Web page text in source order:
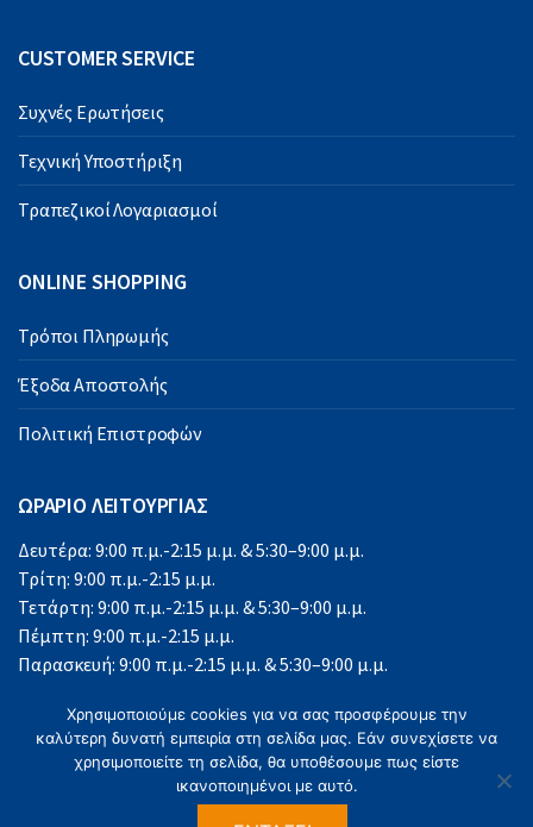
CUSTOMER SERVICE
Συχνές Ερωτήσεις
Τεχνική Υποστήριξη
Τραπεζικοί Λογαριασμοί
ONLINE SHOPPING
Τρόποι Πληρωμής
Έξοδα Αποστολής
Πολιτική Επιστροφών
ΩΡΑΡΙΟ ΛΕΙΤΟΥΡΓΙΑΣ
Δευτέρα: 9:00 π.μ.-2:15 μ.μ. & 5:30–9:00 μ.μ.
Τρίτη: 9:00 π.μ.-2:15 μ.μ.
Τετάρτη: 9:00 π.μ.-2:15 μ.μ. & 5:30–9:00 μ.μ.
Πέμπτη: 9:00 π.μ.-2:15 μ.μ.
Παρασκευή: 9:00 π.μ.-2:15 μ.μ. & 5:30–9:00 μ.μ.
Κυριακή: Κλειστά
Χρησιμοποιούμε cookies για να σας προσφέρουμε την
καλύτερη δυνατή εμπειρία στη σελίδα μας. Εάν συνεχίσετε να
χρησιμοποιείτε τη σελίδα, θα υποθέσουμε πως είστε
ικανοποιημένοι με αυτό.